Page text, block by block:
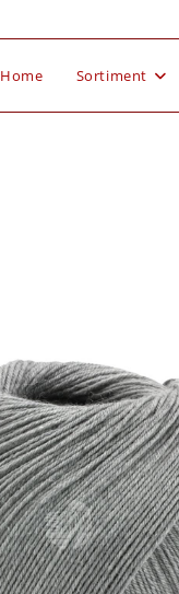
Home Sortiment